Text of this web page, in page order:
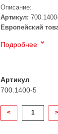
Описание:
Артикул:
Европейский
Подробнее
Артикул
700.1400-5
< >